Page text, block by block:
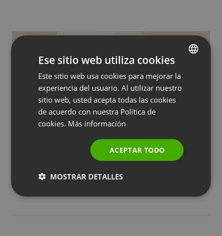
Venta social: ¿cómo empezar y utilizar los
Paweł Łaniewski Agosto 22, 2025
ENGLISH
FRENCH
RUSSIAN
SPANISH
Ese sitio web utiliza cookies
Este sitio web usa cookies para mejorar la
experiencia del usuario. Al utilizar nuestro
sitio web, usted acepta todas las cookies
de acuerdo con nuestra Política de
cookies. Más información
ACEPTAR TODO
MOSTRAR DETALLES